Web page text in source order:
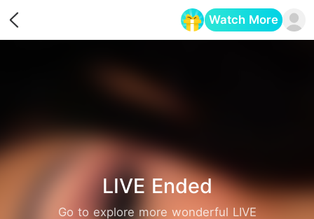
Watch More
LIVE Ended
Go to explore more wonderful LIVE